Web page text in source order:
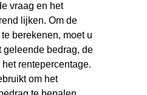
vraag en het
lijken. Om de
berekenen, moet u
geleende bedrag, de
rentepercentage.
om het